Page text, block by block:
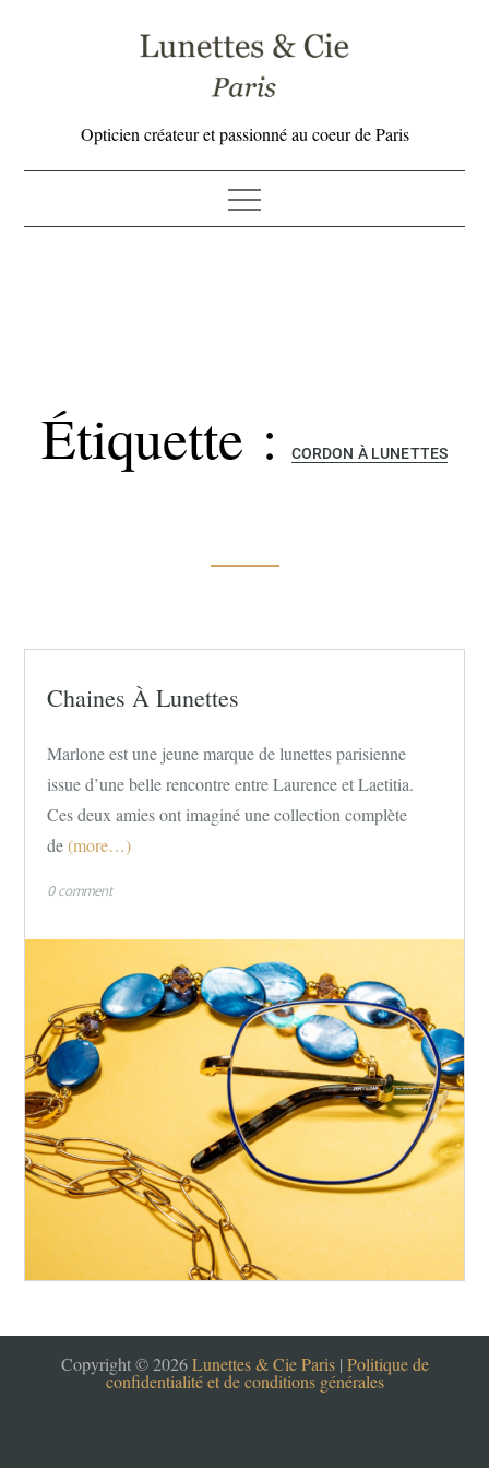
Opticien créateur et passionné au coeur de Paris
Étiquette : CORDON À LUNETTES
Chaines À Lunettes
Marlone est une jeune marque de lunettes parisienne
issue d’une belle rencontre entre Laurence et Laetitia.
Ces deux amies ont imaginé une collection complète
de (more…)
0 comment
Copyright © 2026Lunettes & Cie Paris | Politique de
confidentialité et de conditions générales